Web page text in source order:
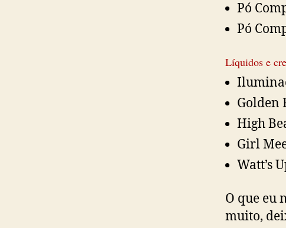
Pó
Pó
Líquidos e
Golden
High
Girl
Watt’s
O que eu
muito,